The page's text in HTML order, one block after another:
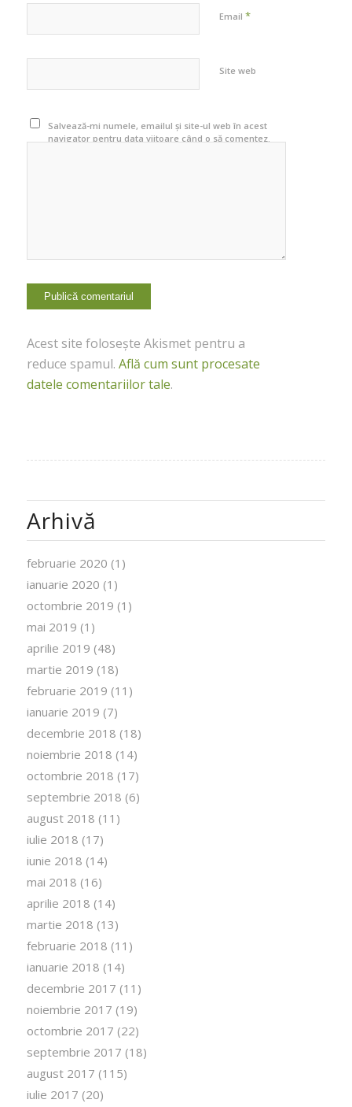
Email *
Site web
Salvează-mi numele, emailul și site-ul web în acest
navigator pentru data viitoare când o să comentez.
Acest site folosește Akismet pentru a
reduce spamul. Află cum sunt procesate
datele comentariilor tale.
Arhivă
februarie 2020 (1)
ianuarie 2020 (1)
octombrie 2019 (1)
mai 2019 (1)
aprilie 2019 (48)
martie 2019 (18)
februarie 2019 (11)
ianuarie 2019 (7)
decembrie 2018 (18)
noiembrie 2018 (14)
octombrie 2018 (17)
septembrie 2018 (6)
august 2018 (11)
iulie 2018 (17)
iunie 2018 (14)
mai 2018 (16)
aprilie 2018 (14)
martie 2018 (13)
februarie 2018 (11)
ianuarie 2018 (14)
decembrie 2017 (11)
noiembrie 2017 (19)
octombrie 2017 (22)
septembrie 2017 (18)
august 2017 (115)
iulie 2017 (20)